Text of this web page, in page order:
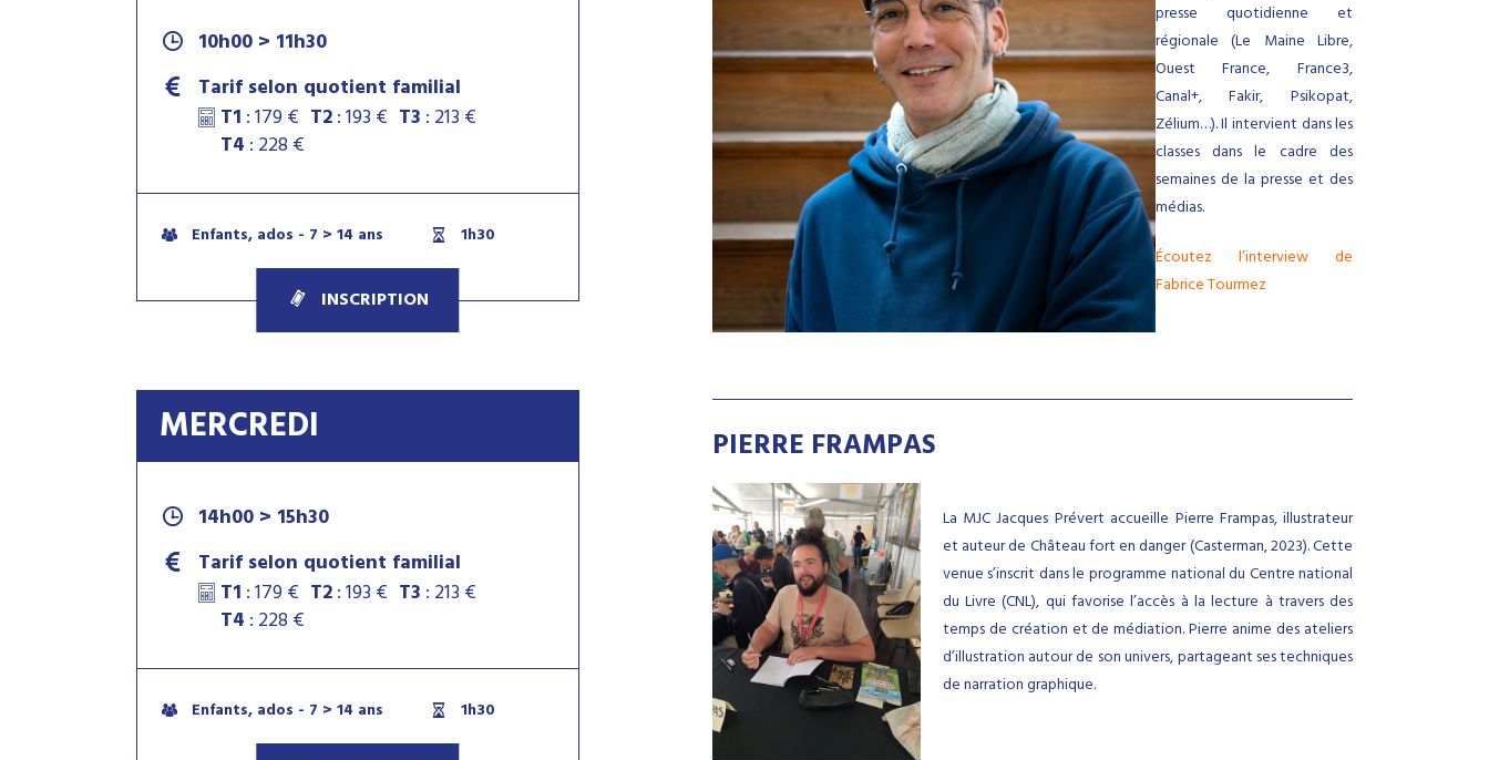
10h00 > 11h30
Tarif selon quotient familial
T1 : 179 € T2: 193 € T3 : 213 €
T4 : 228 €
Enfants, ados - 7 > 14 ans 1h30
INSCRIPTION
MERCREDI
14h00 > 15h30
Tarif selon quotient familial
T1 : 179 € T2: 193 € T3 : 213 €
T4 : 228 €
Enfants, ados - 7 > 14 ans 1h30
presse quotidienne et
régionale (Le Maine Libre,
Ouest France, France3,
Canal+, Fakir, Psikopat,
Zélium…). Il intervient dans les
classes dans le cadre des
semaines de la presse et des
médias.
Écoutez l’interview de
Fabrice Tourmez
PIERRE FRAMPAS
La MJC Jacques Prévert accueille Pierre Frampas, illustrateur
et auteur de Château fort en danger (Casterman, 2023). Cette
venue s’inscrit dans le programme national du Centre national
du Livre (CNL), qui favorise l’accès à la lecture à travers des
temps de création et de médiation. Pierre anime des ateliers
d’illustration autour de son univers, partageant ses techniques
de narration graphique.